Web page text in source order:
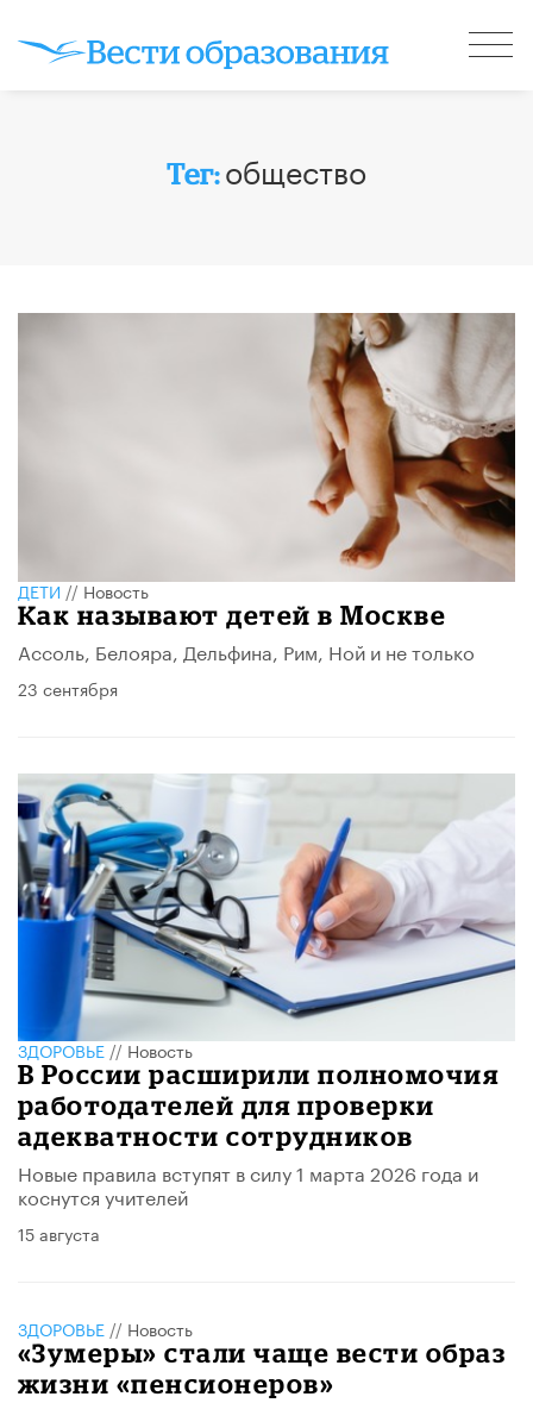
Тег:общество
ДЕТИ//Новость
Как называют детей в Москве
Ассоль, Белояра, Дельфина, Рим, Ной и не только
23 сентября
ЗДОРОВЬЕ//Новость
В России расширили полномочия
работодателей для проверки
адекватности сотрудников
Новые правила вступят в силу 1 марта 2026 года и
коснутся учителей
15 августа
ЗДОРОВЬЕ // Новость
«Зумеры» стали чаще вести образ
жизни «пенсионеров»